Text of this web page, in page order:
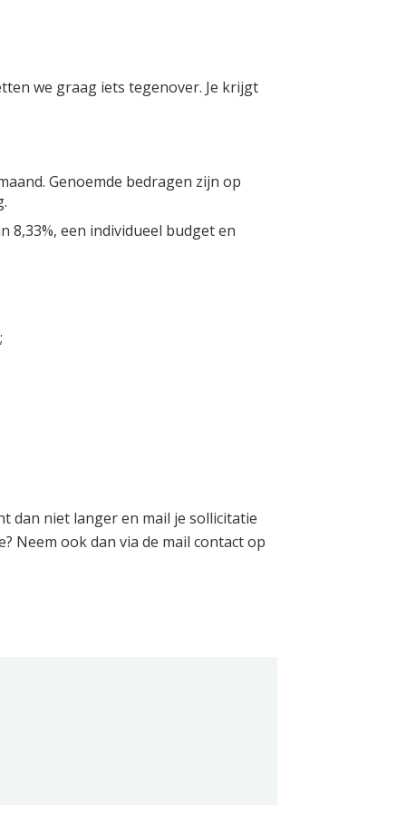
we graag iets tegenover. Je krijgt
Genoemde bedragen zijn op
8,33%, een individueel budget en
dan niet langer en mail je sollicitatie
Neem ook dan via de mail contact op